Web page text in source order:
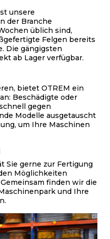
unsere
der Branche
üblich sind,
Felgen bereits
Die gängigsten
ab Lager verfügbar.
bietet OTREM ein
an: Beschädigte oder
gegen
Modelle ausgetauscht
um Ihre Maschinen
Sie gerne zur Fertigung
Möglichkeiten
finden wir die
und Ihre